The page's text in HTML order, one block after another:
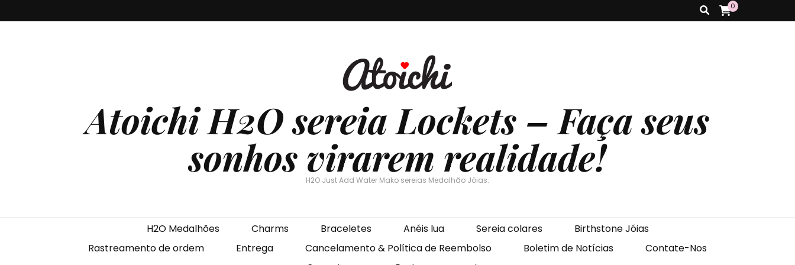
0
Atoichi H2O sereia Lockets – Faça seus
sonhos virarem realidade!
H2O Just Add Water Mako sereias Medalhão Jóias.
H2O Medalhões Charms Braceletes Anéis lua Sereia colares
Birthstone Jóias
Rastreamento de ordem
Entrega Cancelamento & Política de Reembolso Boletim de Notícias
Contate-Nos